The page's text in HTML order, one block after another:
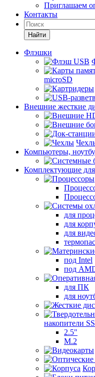
Приглашаем
Контакты
Найти
Флэшки
microSD
Внешние жесткие
Компьютеры,
Комплектующие
для
для
для
под Intel
под
для ПК
для
накопители
2.5"
M.2